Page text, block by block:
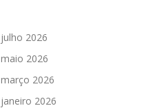
julho 2026
maio 2026
março 2026
janeiro 2026